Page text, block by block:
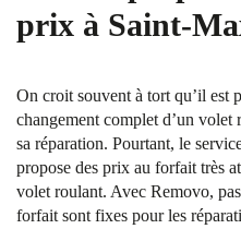
prix à Saint-
On croit souvent à tort qu’il est
changement complet d’un volet
sa réparation. Pourtant, le
propose des prix au forfait très
volet roulant. Avec Removo,
forfait sont fixes pour les